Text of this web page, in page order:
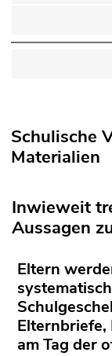
Schulische
Materialien
Inwieweit
Aussagen
Eltern
Elternbriefe,
am Tag der